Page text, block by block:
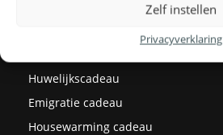
Zelf instellen
Privacyverklaring
Huwelijkscadeau
Emigratie cadeau
Housewarming cadeau